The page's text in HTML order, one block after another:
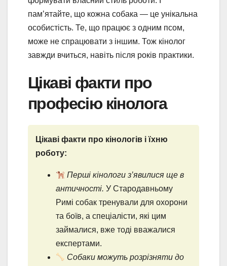
пам’ятайте, що кожна собака — це унікальна
особистість. Те, що працює з одним псом,
може не спрацювати з іншим. Тож кінолог
завжди вчиться, навіть після років практики.
Цікаві факти про
професію кінолога
Цікаві факти про кінологів і їхню
роботу:
Перші кінологи з’явилися ще в
античності. У Стародавньому
Римі собак тренували для охорони
та боїв, а спеціалісти, які цим
займалися, вже тоді вважалися
експертами.
Собаки можуть розрізняти до